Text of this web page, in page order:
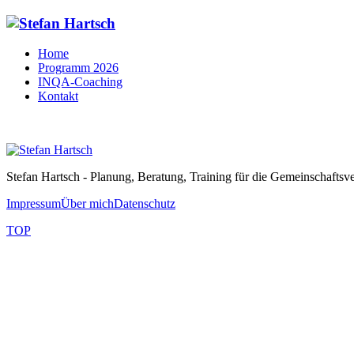
Home
Programm 2026
INQA-Coaching
Kontakt
Stefan Hartsch - Planung, Beratung, Training für die
ImpressumÜber michDatenschutz
TOP